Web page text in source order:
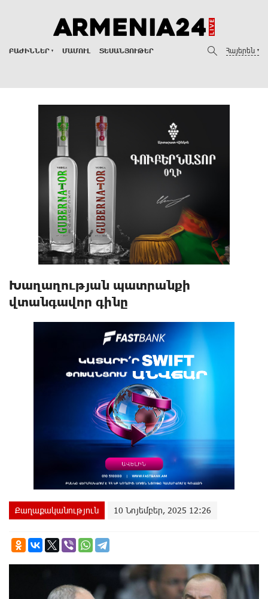
ԲԱԺԻՆՆԵՐ ՄԱՄՈՒԼ ՏԵՍԱՆՅՈՒԹԵՐ Հայերեն
Խաղաղության պատրանքի
վտանգավոր գինը
Քաղաքականություն 10 Նոյեմբեր, 2025 12:26